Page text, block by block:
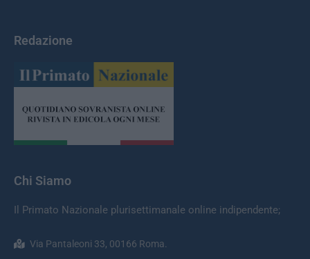
Redazione
Chi Siamo
Il Primato Nazionale plurisettimanale online indipendente;
Via Pantaleoni 33, 00166 Roma.